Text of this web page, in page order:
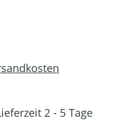
2 - 5 Tage